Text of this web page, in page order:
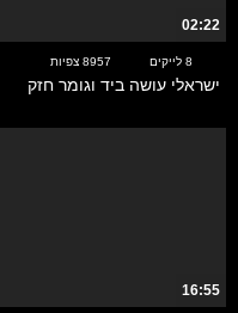
02:22
8 לייקים 8957 צפיות
ישראלי עושה ביד וגומר חזק
16:55